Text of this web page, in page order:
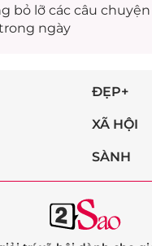
bỏ lỡ các câu chuyện
ngày
ĐẸP+
XÃ HỘI
SÀNH